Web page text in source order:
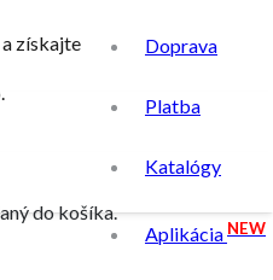
získajte Doprava
Platba
Katalógy
Aplikácia NEW
do košíka.